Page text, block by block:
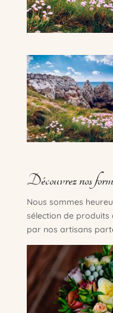
Découvrez nos
Nous sommes
sélection de produits
par nos artisans